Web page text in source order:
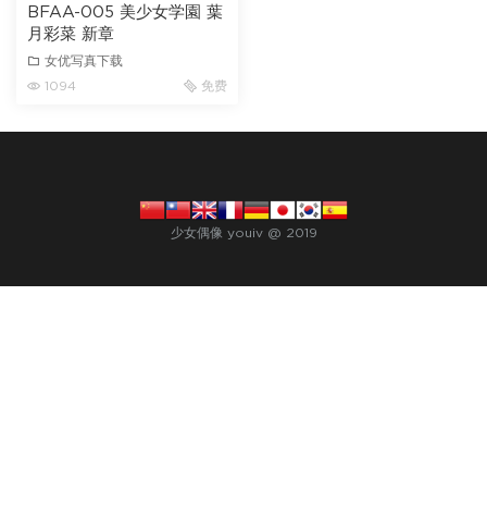
BFAA-005 美少女学園 葉
月彩菜 新章
女优写真下载
1094
免费
少女偶像 youiv @ 2019